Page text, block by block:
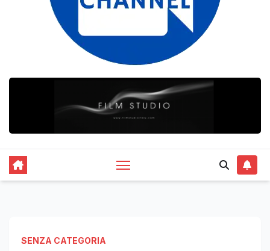
SENZA CATEGORIA